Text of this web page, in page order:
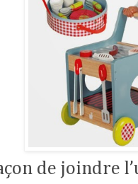
de joindre